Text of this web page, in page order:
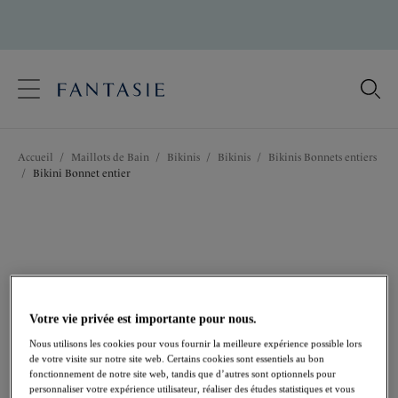
Langue
Accueil / Maillots de Bain / Bikinis / Bikinis /
Bikinis Bonnets entiers
/
Bikini Bonnet entier
Votre vie privée est importante pour nous.
Nous utilisons les cookies pour vous fournir la meilleure expérience possible lors
de votre visite sur notre site web. Certains cookies sont essentiels au bon
fonctionnement de notre site web, tandis que d’autres sont optionnels pour
personnaliser votre expérience utilisateur, réaliser des études statistiques et vous